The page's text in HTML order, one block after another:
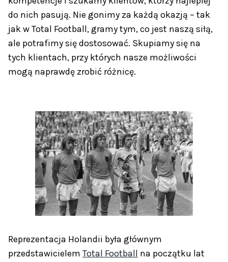
do nich pasują. Nie gonimy za każdą okazją – tak
jak w Total Football, gramy tym, co jest naszą siłą,
ale potrafimy się dostosować. Skupiamy się na
tych klientach, przy których nasze możliwości
mogą naprawdę zrobić różnicę.
Reprezentacja Holandii była głównym
przedstawicielem Total Football na początku lat